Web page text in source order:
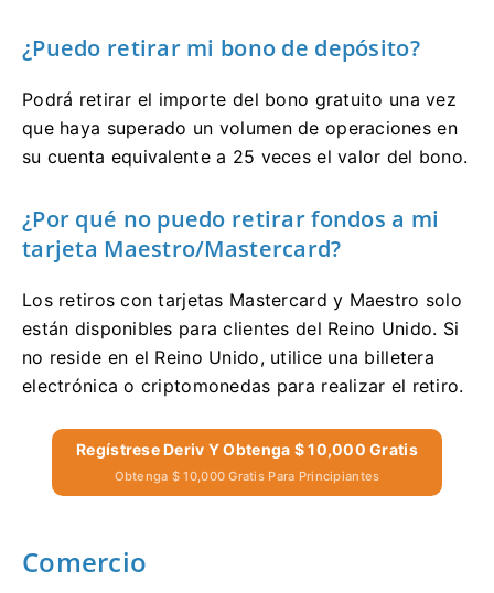
¿Puedo retirar mi bono de depósito?
Podrá retirar el importe del bono gratuito una vez
que haya superado un volumen de operaciones en
su cuenta equivalente a 25 veces el valor del bono.
¿Por qué no puedo retirar fondos a mi
tarjeta Maestro/Mastercard?
Los retiros con tarjetas Mastercard y Maestro solo
están disponibles para clientes del Reino Unido. Si
no reside en el Reino Unido, utilice una billetera
electrónica o criptomonedas para realizar el retiro.
Regístrese Deriv Y Obtenga $ 10,000 Gratis
Obtenga $ 10,000 Gratis Para Principiantes
Comercio